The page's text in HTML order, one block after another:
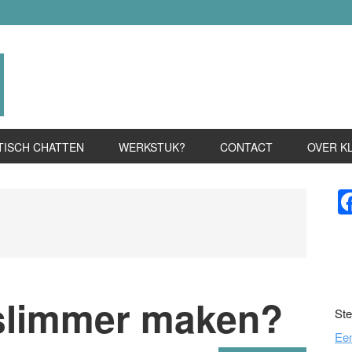
CHATTEN WERKSTUK? CONTACT OVER
maken?